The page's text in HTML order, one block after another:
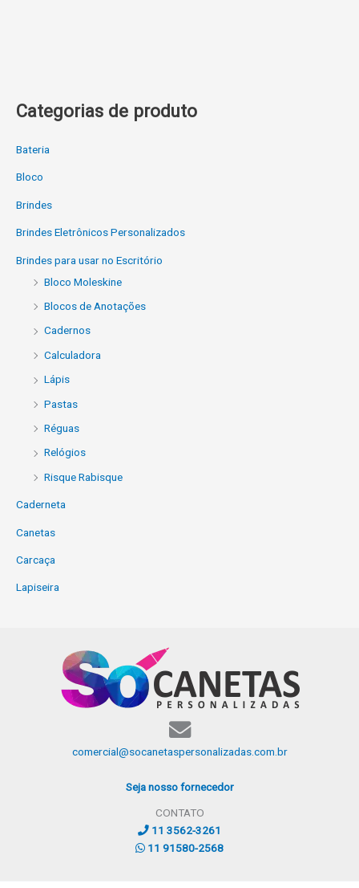
Categorias de produto
Bateria
Bloco
Brindes
Brindes Eletrônicos Personalizados
Brindes para usar no Escritório
Bloco Moleskine
Blocos de Anotações
Cadernos
Calculadora
Lápis
Pastas
Réguas
Relógios
Risque Rabisque
Caderneta
Canetas
Carcaça
Lapiseira
comercial@socanetaspersonalizadas.com.br
Seja nosso fornecedor
CONTATO
11 3562-3261
11 91580-2568